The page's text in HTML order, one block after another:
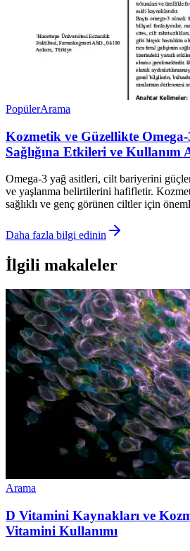
PopülerArama
Kozmetik ve Güzellikte
Sağlığına Etkileri ve Kullanım
Omega-3 yağ asitleri, cilt bariyerini
ve yaşlanma belirtilerini hafifletir.
sağlıklı ve genç görünen ciltler için
Daha fazla bilgi edinin
İlgili makaleler
Arama
D Vitamini Kaynakları ve
Vitamini Kullanımı